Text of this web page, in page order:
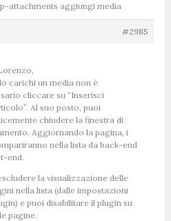
attachments aggiungi media
#2985
carichi un media non è
cliccare su “Inserisci
Al suo posto, puoi
chiudere la finestra di
Aggiornando la pagina, i
nella lista da back-end
end.
la visualizzazione delle
nella lista (dalle impostazioni
e puoi disabilitare il plugin su
pagine.